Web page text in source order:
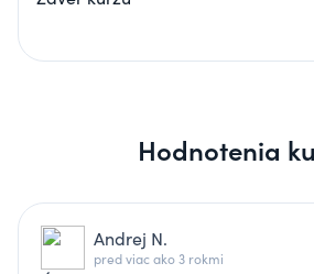
Hodnotenia
Andrej N.
pred viac ako 3 rokmi